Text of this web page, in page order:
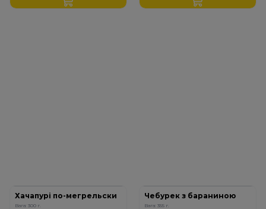
Хачапурі по-мегрельски
Вага: 300 г.
Чебурек з бараниною
Вага: 355 г.